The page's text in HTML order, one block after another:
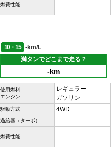
燃費性能 -
10・15
-km/L
満タンでどこまで走る？
-km
使用燃料
エンジン
レギュラー
ガソリン
駆動方式 4WD
過給器（ターボ） -
燃費性能 -